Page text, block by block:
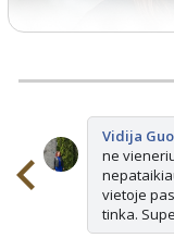
Vidija
ne
vietoje
tinka.